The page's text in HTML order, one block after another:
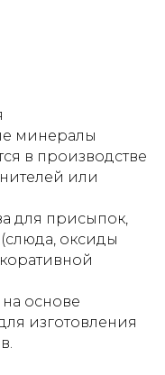
минералы
в производстве
или
для присыпок,
оксиды
основе
изготовления